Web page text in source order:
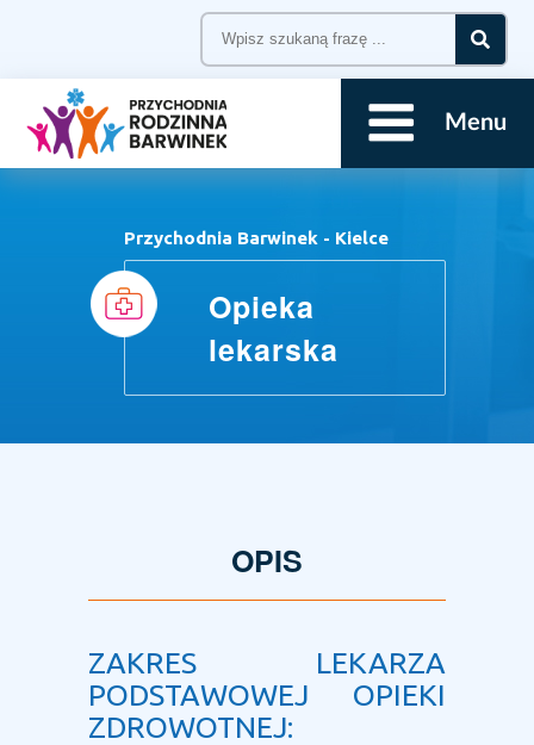
Menu
Przychodnia Barwinek - Kielce
Opieka
lekarska
OPIS
ZAKRES LEKARZA
PODSTAWOWEJ OPIEKI
ZDROWOTNEJ: